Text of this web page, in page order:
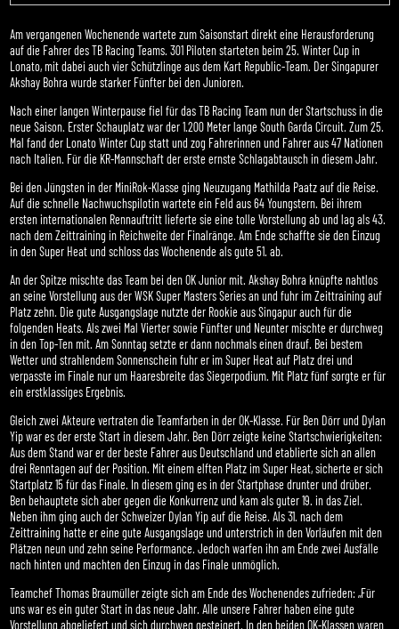
Am vergangenen Wochenende wartete zum Saisonstart direkt eine Herausforderung
auf die Fahrer des TB Racing Teams. 301 Piloten starteten beim 25. Winter Cup in
Lonato, mit dabei auch vier Schützlinge aus dem Kart Republic-Team. Der Singapurer
Akshay Bohra wurde starker Fünfter bei den Junioren.
Nach einer langen Winterpause fiel für das TB Racing Team nun der Startschuss in die
neue Saison. Erster Schauplatz war der 1.200 Meter lange South Garda Circuit. Zum 25.
Mal fand der Lonato Winter Cup statt und zog Fahrerinnen und Fahrer aus 47 Nationen
nach Italien. Für die KR-Mannschaft der erste ernste Schlagabtausch in diesem Jahr.
Bei den Jüngsten in der MiniRok-Klasse ging Neuzugang Mathilda Paatz auf die Reise.
Auf die schnelle Nachwuchspilotin wartete ein Feld aus 64 Youngstern. Bei ihrem
ersten internationalen Rennauftritt lieferte sie eine tolle Vorstellung ab und lag als 43.
nach dem Zeittraining in Reichweite der Finalränge. Am Ende schaffte sie den Einzug
in den Super Heat und schloss das Wochenende als gute 51. ab.
An der Spitze mischte das Team bei den OK Junior mit. Akshay Bohra knüpfte nahtlos
an seine Vorstellung aus der WSK Super Masters Series an und fuhr im Zeittraining auf
Platz zehn. Die gute Ausgangslage nutzte der Rookie aus Singapur auch für die
folgenden Heats. Als zwei Mal Vierter sowie Fünfter und Neunter mischte er durchweg
in den Top-Ten mit. Am Sonntag setzte er dann nochmals einen drauf. Bei bestem
Wetter und strahlendem Sonnenschein fuhr er im Super Heat auf Platz drei und
verpasste im Finale nur um Haaresbreite das Siegerpodium. Mit Platz fünf sorgte er für
ein erstklassiges Ergebnis.
Gleich zwei Akteure vertraten die Teamfarben in der OK-Klasse. Für Ben Dörr und Dylan
Yip war es der erste Start in diesem Jahr. Ben Dörr zeigte keine Startschwierigkeiten:
Aus dem Stand war er der beste Fahrer aus Deutschland und etablierte sich an allen
drei Renntagen auf der Position. Mit einem elften Platz im Super Heat, sicherte er sich
Startplatz 15 für das Finale. In diesem ging es in der Startphase drunter und drüber.
Ben behauptete sich aber gegen die Konkurrenz und kam als guter 19. in das Ziel.
Neben ihm ging auch der Schweizer Dylan Yip auf die Reise. Als 31. nach dem
Zeittraining hatte er eine gute Ausgangslage und unterstrich in den Vorläufen mit den
Plätzen neun und zehn seine Performance. Jedoch warfen ihn am Ende zwei Ausfälle
nach hinten und machten den Einzug in das Finale unmöglich.
Teamchef Thomas Braumüller zeigte sich am Ende des Wochenendes zufrieden: „Für
uns war es ein guter Start in das neue Jahr. Alle unsere Fahrer haben eine gute
Vorstellung abgeliefert und sich durchweg gesteigert. In den beiden OK-Klassen waren